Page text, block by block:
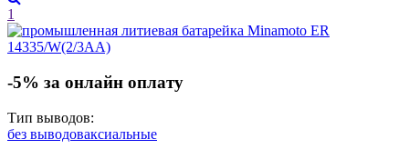
1
-5% за онлайн оплату
Тип выводов:
без выводоваксиальные